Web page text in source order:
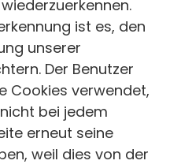
ist es, den
unserer
Der Benutzer
Cookies verwendet,
bei jedem
erneut seine
weil dies von der